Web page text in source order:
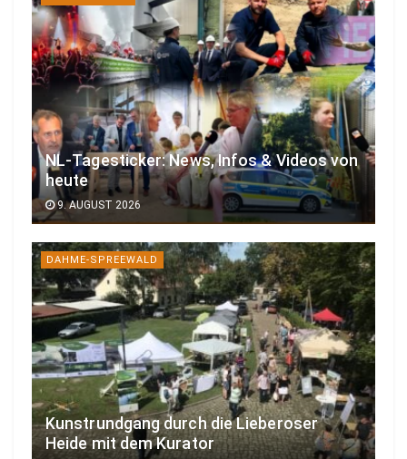
NL-Tagesticker: News, Infos & Videos von
heute
9. AUGUST 2026
DAHME-SPREEWALD
Kunstrundgang durch die Lieberoser
Heide mit dem Kurator